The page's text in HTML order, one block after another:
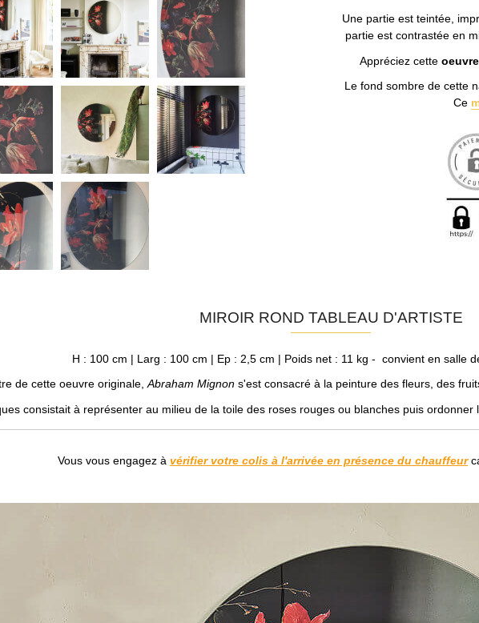
Une partie est teintée,
partie est contrastée en
Appréciez cette
Le fond sombre de cette
Ce
MIROIR ROND TABLEAU D'ARTISTE
H : 100 cm | Larg : 100 cm | Ep : 2,5 cm | Poids net : 11 kg - convient en salle
de cette oeuvre originale, Abraham Mignon s'est consacré à la peinture des fleurs, des
consistait à représenter au milieu de la toile des roses rouges ou blanches puis ordonner
Vous vous engagez à vérifier votre colis à l'arrivée en présence du chauffeur